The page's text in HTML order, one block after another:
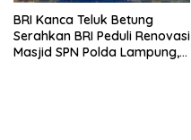
BRI Kanca Teluk Betung
Serahkan BRI Peduli Renovasi
Masjid SPN Polda Lampung,